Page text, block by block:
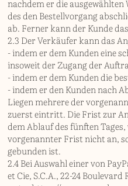
nachdem er die
des den Bestellvorgang
ab. Ferner kann der Kunde
2.3 Der Verkäufer kann das
- indem er dem Kunden eine
insoweit der Zugang der
- indem er dem Kunden die
- indem er den Kunden nach
Liegen mehrere der
zuerst eintritt. Die Frist zur
dem Ablauf des fünften
vorgenannter Frist nicht an,
gebunden ist.
2.4 Bei Auswahl einer von
et Cie, S.C.A., 22-24